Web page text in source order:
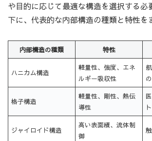
や目的に応じて最適な構造を選択する必
下に、代表的な内部構造の種類と特性を
内部構造の種類 特性
ハニカム構造
軽量性、強度、エネ
ルギー吸収性
格子構造
軽量性、剛性、熱伝
導性
ジャイロイド構造
高い表面積、流体制
御